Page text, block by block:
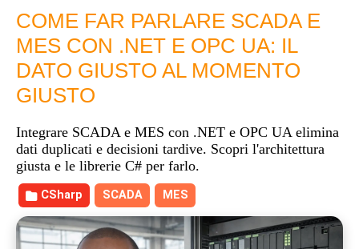
COME FAR PARLARE SCADA E
MES CON .NET E OPC UA: IL
DATO GIUSTO AL MOMENTO
GIUSTO
Integrare SCADA e MES con .NET e OPC UA elimina
dati duplicati e decisioni tardive. Scopri l'architettura
giusta e le librerie C# per farlo.
CSharp SCADA MES